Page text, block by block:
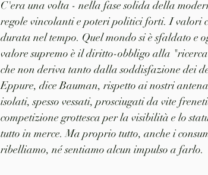
C'era una volta - nella fase solida della
regole vincolanti e poteri politici forti. I valori
durata nel tempo. Quel mondo si è sfaldato e
valore supremo è il diritto-obbligo alla
che non deriva tanto dalla soddisfazione dei
Eppure, dice Bauman, rispetto ai nostri
isolati, spesso vessati, prosciugati da vite
competizione grottesca per la visibilità e lo
tutto in merce. Ma proprio tutto, anche i
ribelliamo, né sentiamo alcun impulso a farlo.